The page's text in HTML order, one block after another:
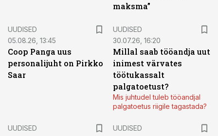
maksma”
UUDISED
05.08.26, 13:45
Coop Panga uus
personalijuht on Pirkko
Saar
UUDISED
30.07.26, 16:20
Millal saab tööandja uut
inimest värvates
töötukassalt
palgatoetust?
Mis juhtudel tuleb tööandjal
palgatoetus riigile tagastada?
UUDISED
UUDISED